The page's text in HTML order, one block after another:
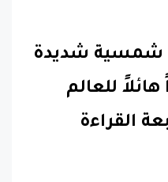
شمسية شديدة
للعالم
القراءة